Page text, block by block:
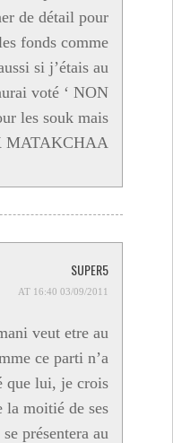
de détail pour
fonds comme
si j’étais au
voté ‘ NON
les souk mais
«
SUPER5
03/09/2011 AT 16:40
veut etre au
ce parti n’a
que lui, je crois
la moitié de ses
présentera au